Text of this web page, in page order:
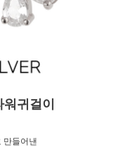
귀걸이
만들어낸